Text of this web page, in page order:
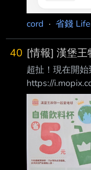
cord · 省錢
40 [情報] 漢堡
超扯！現在開始
https://
憑環保杯還可
https://
現在泰國的肯
2330當時才
是有張貼優惠
紅茶、綠茶都